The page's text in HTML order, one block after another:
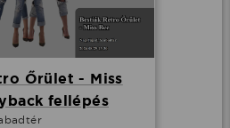
Őrület - Miss
fellépés